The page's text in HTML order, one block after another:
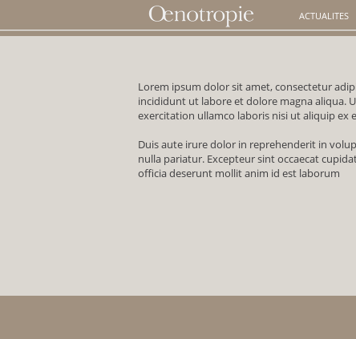
ACTUALITES
Lorem ipsum dolor sit amet, consectetur
incididunt ut labore et dolore magna aliqua.
exercitation ullamco laboris nisi ut aliquip ex
Duis aute irure dolor in reprehenderit in
nulla pariatur. Excepteur sint occaecat
officia deserunt mollit anim id est laborum